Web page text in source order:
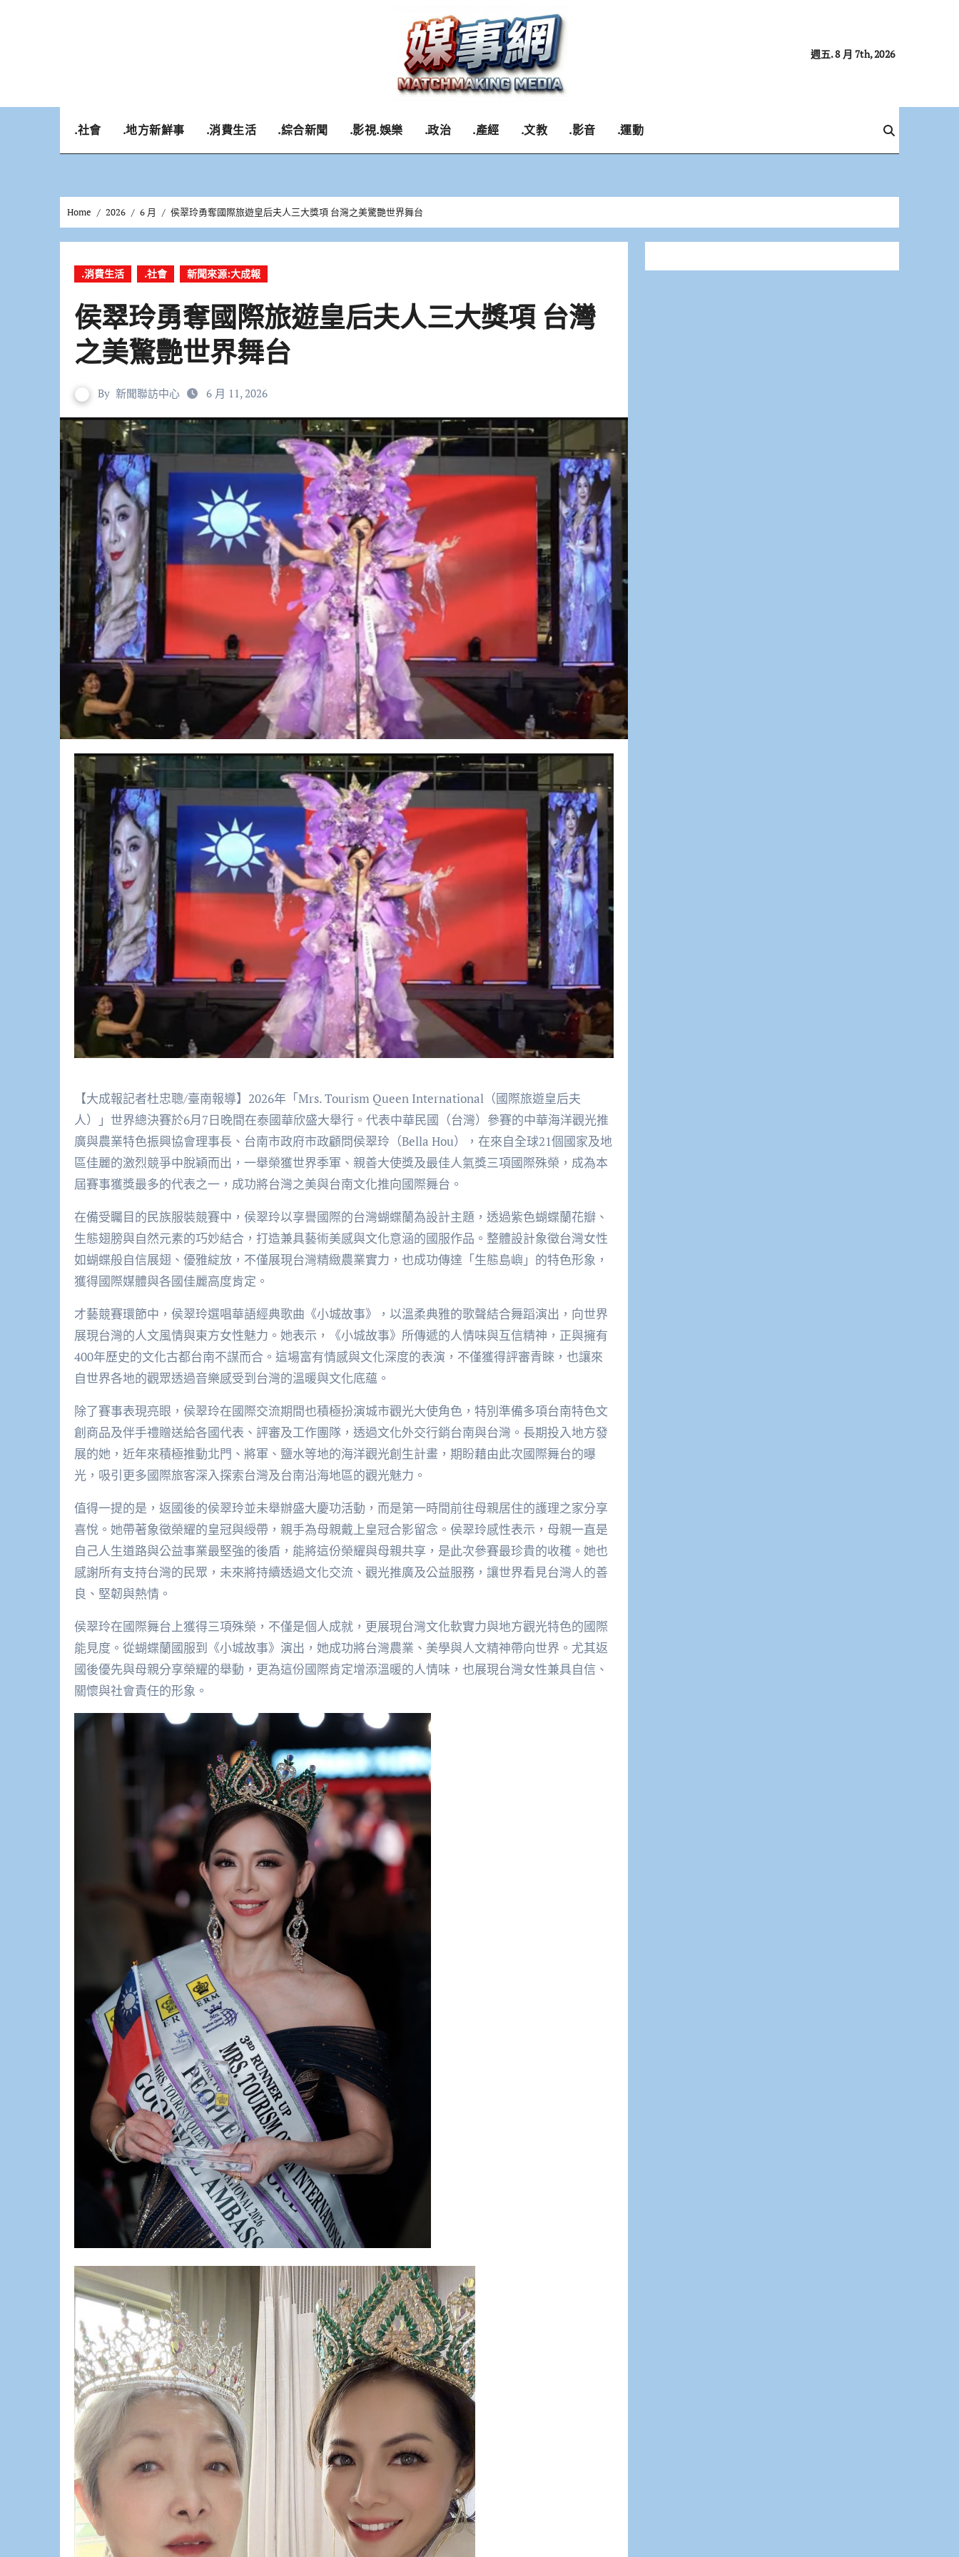
週五. 8 月 7th, 2026
.社會 .地方新鮮事 .消費生活 .綜合新聞 .影視.娛樂 .政治 .產經 .文教 .影音 .運動
Home 2026 6 月 侯翠玲勇奪國際旅遊皇后夫人三大獎項 台灣之美驚艷世界舞台
.消費生活 .社會 新聞來源:大成報
侯翠玲勇奪國際旅遊皇后夫人三大獎項 台灣
之美驚艷世界舞台
By 新聞聯訪中心 6 月 11, 2026
【大成報記者杜忠聰/臺南報導】2026年「Mrs. Tourism Queen International（國際旅遊皇后夫
人）」世界總決賽於6月7日晚間在泰國華欣盛大舉行。代表中華民國（台灣）參賽的中華海洋觀光推
廣與農業特色振興協會理事長、台南市政府市政顧問侯翠玲（Bella Hou），在來自全球21個國家及地
區佳麗的激烈競爭中脫穎而出，一舉榮獲世界季軍、親善大使獎及最佳人氣獎三項國際殊榮，成為本
屆賽事獲獎最多的代表之一，成功將台灣之美與台南文化推向國際舞台。
在備受矚目的民族服裝競賽中，侯翠玲以享譽國際的台灣蝴蝶蘭為設計主題，透過紫色蝴蝶蘭花瓣、
生態翅膀與自然元素的巧妙結合，打造兼具藝術美感與文化意涵的國服作品。整體設計象徵台灣女性
如蝴蝶般自信展翅、優雅綻放，不僅展現台灣精緻農業實力，也成功傳達「生態島嶼」的特色形象，
獲得國際媒體與各國佳麗高度肯定。
才藝競賽環節中，侯翠玲選唱華語經典歌曲《小城故事》，以溫柔典雅的歌聲結合舞蹈演出，向世界
展現台灣的人文風情與東方女性魅力。她表示，《小城故事》所傳遞的人情味與互信精神，正與擁有
400年歷史的文化古都台南不謀而合。這場富有情感與文化深度的表演，不僅獲得評審青睞，也讓來
自世界各地的觀眾透過音樂感受到台灣的溫暖與文化底蘊。
除了賽事表現亮眼，侯翠玲在國際交流期間也積極扮演城市觀光大使角色，特別準備多項台南特色文
創商品及伴手禮贈送給各國代表、評審及工作團隊，透過文化外交行銷台南與台灣。長期投入地方發
展的她，近年來積極推動北門、將軍、鹽水等地的海洋觀光創生計畫，期盼藉由此次國際舞台的曝
光，吸引更多國際旅客深入探索台灣及台南沿海地區的觀光魅力。
值得一提的是，返國後的侯翠玲並未舉辦盛大慶功活動，而是第一時間前往母親居住的護理之家分享
喜悅。她帶著象徵榮耀的皇冠與綬帶，親手為母親戴上皇冠合影留念。侯翠玲感性表示，母親一直是
自己人生道路與公益事業最堅強的後盾，能將這份榮耀與母親共享，是此次參賽最珍貴的收穫。她也
感謝所有支持台灣的民眾，未來將持續透過文化交流、觀光推廣及公益服務，讓世界看見台灣人的善
良、堅韌與熱情。
侯翠玲在國際舞台上獲得三項殊榮，不僅是個人成就，更展現台灣文化軟實力與地方觀光特色的國際
能見度。從蝴蝶蘭國服到《小城故事》演出，她成功將台灣農業、美學與人文精神帶向世界。尤其返
國後優先與母親分享榮耀的舉動，更為這份國際肯定增添溫暖的人情味，也展現台灣女性兼具自信、
關懷與社會責任的形象。